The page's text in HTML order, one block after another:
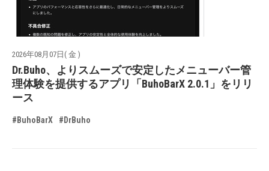
2026年08月07日( 金 )
Dr.Buho、よりスムーズで安定したメニューバー管
理体験を提供するアプリ「BuhoBarX 2.0.1」をリリ
ース
#BuhoBarX #DrBuho